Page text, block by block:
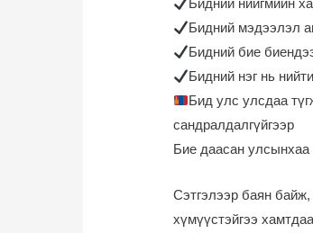
Бидний нийгмийн
Бидний мэдээлэл
Бидний бие
Бидний нэг нь
Бид улс улсдаа
сандралдалгүйгээр
Бие даасан улсынхаа
Сэтгэлээр баян
хүмүүстэйгээ